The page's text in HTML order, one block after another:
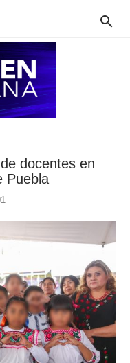

docentes en
Puebla